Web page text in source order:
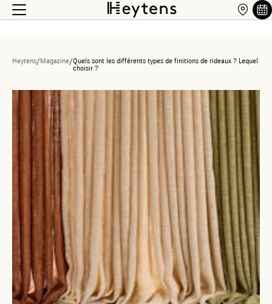
Heytens/Magazine/Quels sont les différents types de finitions de rideaux ? Lequel
choisir ?